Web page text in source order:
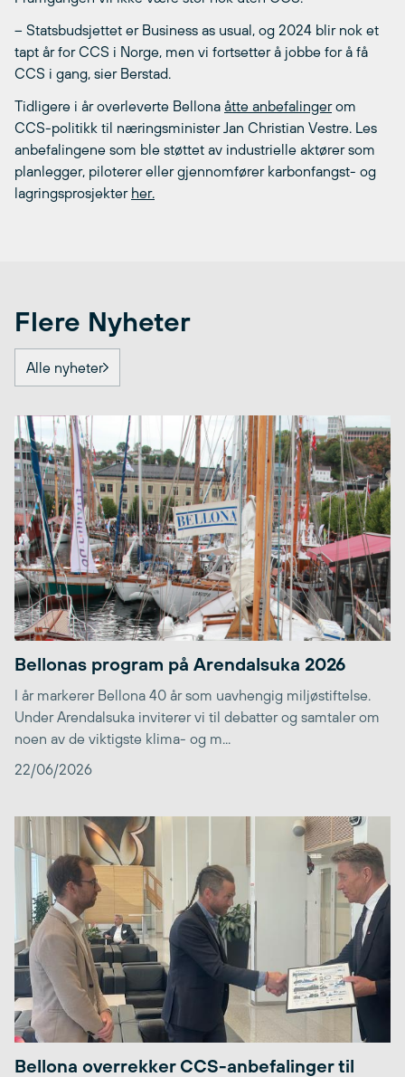
– Statsbudsjettet er Business as usual, og 2024 blir nok et
tapt år for CCS i Norge, men vi fortsetter å jobbe for å få
CCS i gang, sier Berstad.
Tidligere i år overleverte Bellona åtte anbefalingerom
CCS-politikk til næringsminister Jan Christian Vestre. Les
anbefalingene som ble støttet av industrielle aktører som
planlegger, piloterer eller gjennomfører karbonfangst- og
lagringsprosjekter her.
Flere Nyheter
Alle nyheter
Bellonas program på Arendalsuka 2026
I år markerer Bellona 40 år som uavhengig miljøstiftelse.
Under Arendalsuka inviterer vi til debatter og samtaler om
noen av de viktigste klima- og m...
22/06/2026
Bellona overrekker CCS-anbefalinger til